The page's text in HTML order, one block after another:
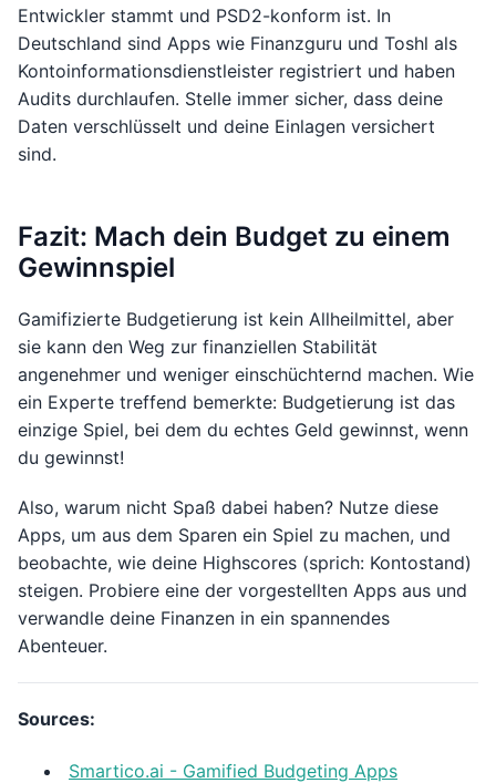
Entwickler stammt und PSD2-konform ist. In
Deutschland sind Apps wie Finanzguru und Toshl als
Kontoinformationsdienstleister registriert und haben
Audits durchlaufen. Stelle immer sicher, dass deine
Daten verschlüsselt und deine Einlagen versichert
sind.
Fazit: Mach dein Budget zu einem
Gewinnspiel
Gamifizierte Budgetierung ist kein Allheilmittel, aber
sie kann den Weg zur finanziellen Stabilität
angenehmer und weniger einschüchternd machen. Wie
ein Experte treffend bemerkte: Budgetierung ist das
einzige Spiel, bei dem du echtes Geld gewinnst, wenn
du gewinnst!
Also, warum nicht Spaß dabei haben? Nutze diese
Apps, um aus dem Sparen ein Spiel zu machen, und
beobachte, wie deine Highscores (sprich: Kontostand)
steigen. Probiere eine der vorgestellten Apps aus und
verwandle deine Finanzen in ein spannendes
Abenteuer.
Sources:
Smartico.ai - Gamified Budgeting Apps